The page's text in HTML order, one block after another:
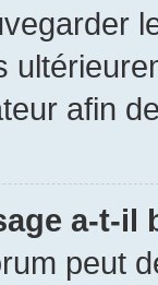
afin
a-t-il
peut